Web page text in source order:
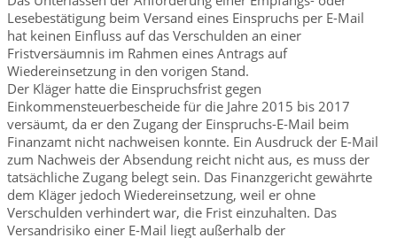
Lesebestätigung beim Versand eines Einspruchs per E-Mail
hat keinen Einfluss auf das Verschulden an einer
Fristversäumnis im Rahmen eines Antrags auf
Wiedereinsetzung in den vorigen Stand.
Der Kläger hatte die Einspruchsfrist gegen
Einkommensteuerbescheide für die Jahre 2015 bis 2017
versäumt, da er den Zugang der Einspruchs-E-Mail beim
Finanzamt nicht nachweisen konnte. Ein Ausdruck der E-Mail
zum Nachweis der Absendung reicht nicht aus, es muss der
tatsächliche Zugang belegt sein. Das Finanzgericht gewährte
dem Kläger jedoch Wiedereinsetzung, weil er ohne
Verschulden verhindert war, die Frist einzuhalten. Das
Versandrisiko einer E-Mail liegt außerhalb der